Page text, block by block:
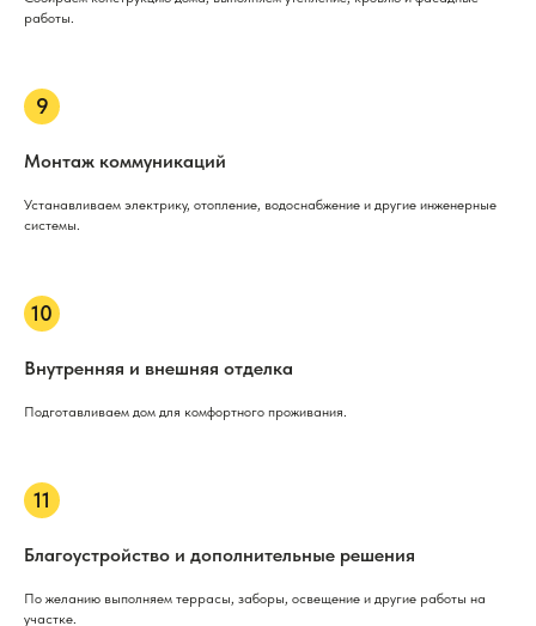
работы.
Монтаж коммуникаций
Устанавливаем электрику, отопление, водоснабжение и другие инженерные
системы.
Внутренняя и внешняя отделка
Подготавливаем дом для комфортного проживания.
Благоустройство и дополнительные решения
По желанию выполняем террасы, заборы, освещение и другие работы на
участке.